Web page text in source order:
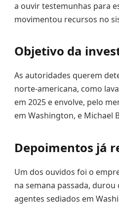
a ouvir testemunhas para
movimentou recursos no
Objetivo da
As autoridades querem
norte-americana, como
em 2025 e envolve, pelo
em Washington, e Michael
Depoimentos já
Um dos ouvidos foi o
na semana passada,
agentes sediados em